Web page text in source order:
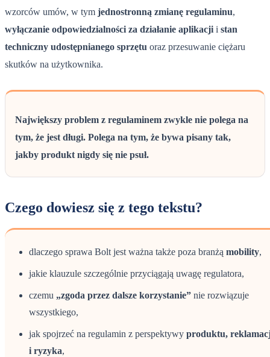
wzorców umów, w tym jednostronną zmianę regulaminu,
wyłączanie odpowiedzialności za działanie aplikacji i stan
techniczny udostępnianego sprzętu oraz przesuwanie ciężaru
skutków na użytkownika.
Największy problem z regulaminem zwykle nie polega na
tym, że jest długi. Polega na tym, że bywa pisany tak,
jakby produkt nigdy się nie psuł.
Czego dowiesz się z tego tekstu?
dlaczego sprawa Bolt jest ważna także poza branżą mobility,
jakie klauzule szczególnie przyciągają uwagę regulatora,
czemu „zgoda przez dalsze korzystanie” nie rozwiązuje
wszystkiego,
jak spojrzeć na regulamin z perspektywy produktu,
i ryzyka,